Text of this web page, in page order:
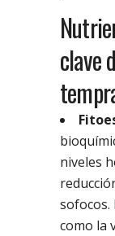
clave
niveles
sofocos.
como la